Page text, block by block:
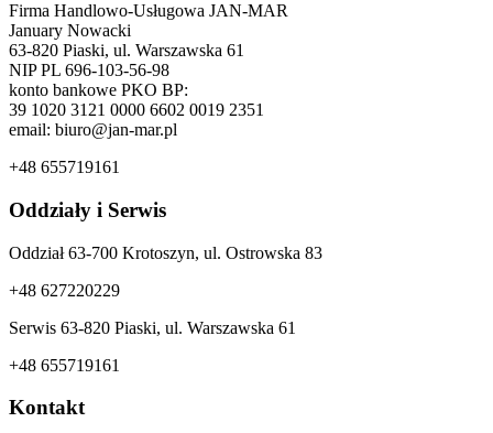
Firma Handlowo-Usługowa JAN-MAR
January Nowacki
63-820 Piaski, ul. Warszawska 61
NIP PL 696-103-56-98
konto bankowe PKO BP:
39 1020 3121 0000 6602 0019 2351
email: biuro@jan-mar.pl
+48 655719161
Oddziały i Serwis
Oddział 63-700 Krotoszyn, ul. Ostrowska 83
+48 627220229
Serwis 63-820 Piaski, ul. Warszawska 61
+48 655719161
Kontakt